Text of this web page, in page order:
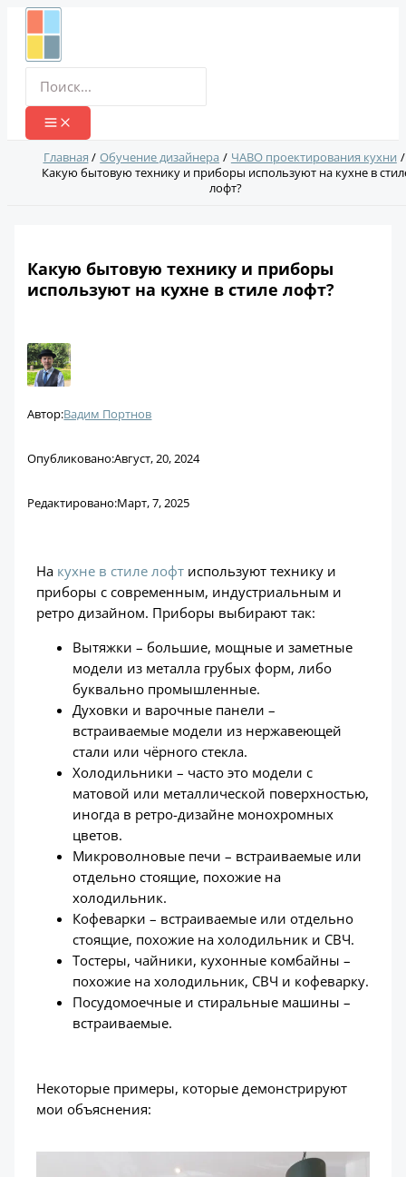
Перейти
Главная Обучение дизайнера
ЧАВО проектирования кухни
Какую бытовую технику и приборы используют на кухне в
лофт?
Какую бытовую технику и приборы
используют на кухне в стиле лофт?
Автор:Вадим Портнов
Опубликовано:Август, 20, 2024
Редактировано:Март, 7, 2025
На кухне в стиле лофт используют технику и
приборы с современным, индустриальным и
ретро дизайном. Приборы выбирают так:
Вытяжки – большие, мощные и заметные
модели из металла грубых форм, либо
буквально промышленные.
Духовки и варочные панели –
встраиваемые модели из нержавеющей
стали или чёрного стекла.
Холодильники – часто это модели с
матовой или металлической поверхностью,
иногда в ретро-дизайне монохромных
цветов.
Микроволновые печи – встраиваемые или
отдельно стоящие, похожие на
холодильник.
Кофеварки – встраиваемые или отдельно
стоящие, похожие на холодильник и СВЧ.
Тостеры, чайники, кухонные комбайны –
похожие на холодильник, СВЧ и кофеварку.
Посудомоечные и стиральные машины –
встраиваемые.
Некоторые примеры, которые демонстрируют
мои объяснения: